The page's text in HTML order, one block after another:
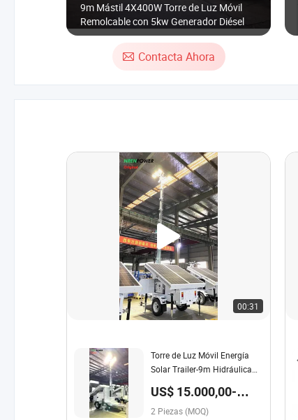
9m Mástil 4X400W Torre de Luz Móvil
Remolcable con 5kw Generador Diésel
Contacta Ahora
00:31
Torre de Luz Móvil Energía
Solar Trailer-9m Hidráulica
US$ 15.000,00-
20.000,00 / Pieza
2 Piezas (MOQ)